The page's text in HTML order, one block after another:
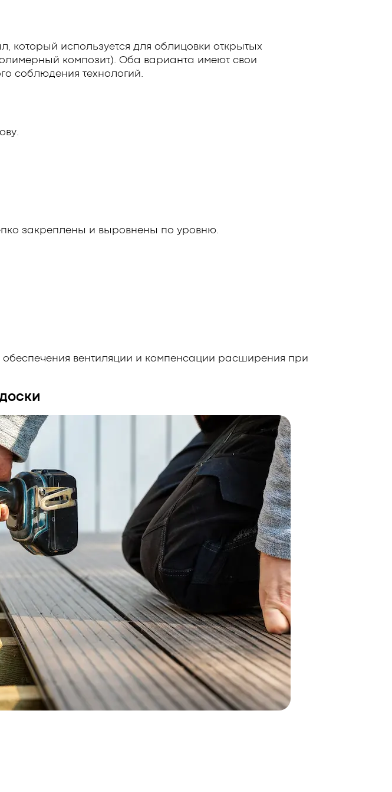
который используется для облицовки открытых
композит). Оба варианта имеют свои
соблюдения технологий.
закреплены и выровнены по уровню.
вентиляции и компенсации расширения при